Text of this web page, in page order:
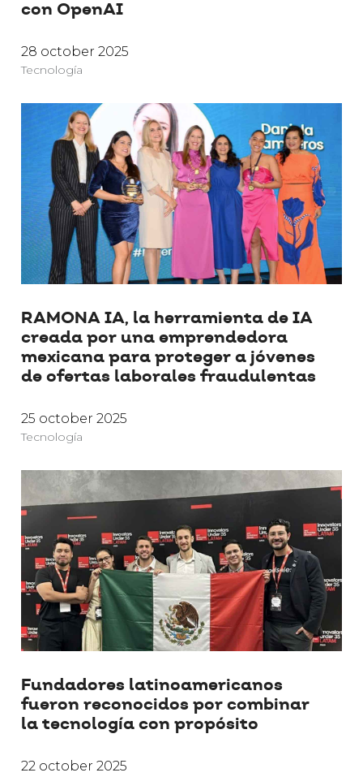
con OpenAI
28 october 2025
Tecnología
RAMONA IA, la herramienta de IA
creada por una emprendedora
mexicana para proteger a jóvenes
de ofertas laborales fraudulentas
25 october 2025
Tecnología
Fundadores latinoamericanos
fueron reconocidos por combinar
la tecnología con propósito
22 october 2025